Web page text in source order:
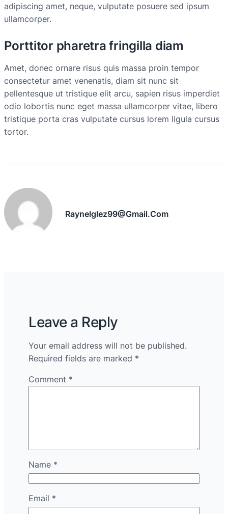
adipiscing amet, neque, vulputate posuere sed ipsum
ullamcorper.
Porttitor pharetra fringilla diam
Amet, donec ornare risus quis massa proin tempor
consectetur amet venenatis, diam sit nunc sit
pellentesque ut tristique elit arcu, sapien risus imperdiet
odio lobortis nunc eget massa ullamcorper vitae, libero
tristique porta cras vulputate cursus lorem ligula cursus
tortor.
Raynelglez99@gmail.com
Leave a Reply
Your email address will not be published.
Required fields are marked *
Comment *
Name *
Email *